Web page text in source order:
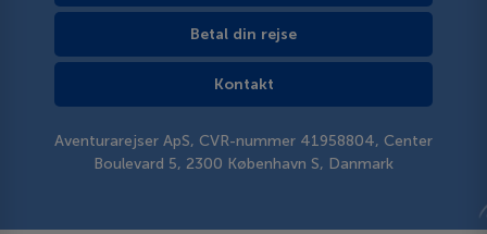
Betal din rejse
Kontakt
Aventurarejser ApS, CVR-nummer 41958804, Center
Boulevard 5, 2300 København S, Danmark